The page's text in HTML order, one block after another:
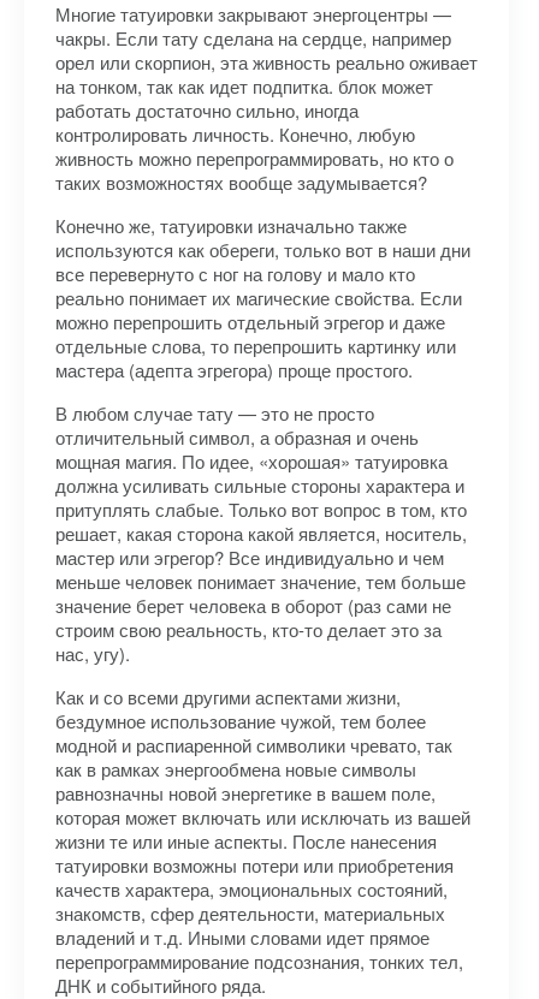
Многие татуировки закрывают энергоцентры —
чакры. Если тату сделана на сердце, например
орел или скорпион, эта живность реально оживает
на тонком, так как идет подпитка. блок может
работать достаточно сильно, иногда
контролировать личность. Конечно, любую
живность можно перепрограммировать, но кто о
таких возможностях вообще задумывается?
Конечно же, татуировки изначально также
используются как обереги, только вот в наши дни
все перевернуто с ног на голову и мало кто
реально понимает их магические свойства. Если
можно перепрошить отдельный эгрегор и даже
отдельные слова, то перепрошить картинку или
мастера (адепта эгрегора) проще простого.
В любом случае тату — это не просто
отличительный символ, а образная и очень
мощная магия. По идее, «хорошая» татуировка
должна усиливать сильные стороны характера и
притуплять слабые. Только вот вопрос в том, кто
решает, какая сторона какой является, носитель,
мастер или эгрегор? Все индивидуально и чем
меньше человек понимает значение, тем больше
значение берет человека в оборот (раз сами не
строим свою реальность, кто-то делает это за
нас, угу).
Как и со всеми другими аспектами жизни,
бездумное использование чужой, тем более
модной и распиаренной символики чревато, так
как в рамках энергообмена новые символы
равнозначны новой энергетике в вашем поле,
которая может включать или исключать из вашей
жизни те или иные аспекты. После нанесения
татуировки возможны потери или приобретения
качеств характера, эмоциональных состояний,
знакомств, сфер деятельности, материальных
владений и т.д. Иными словами идет прямое
перепрограммирование подсознания, тонких тел,
ДНК и событийного ряда.